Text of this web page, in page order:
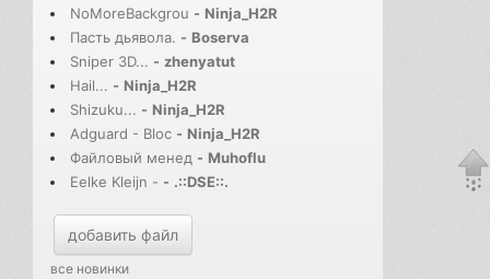
NoMoreBackgrou - Ninja_H2R
Пасть дьявола. - Boserva
Sniper 3D... - zhenyatut
Hail... - Ninja_H2R
Shizuku... - Ninja_H2R
Adguard - Bloc - Ninja_H2R
Файловый менед - Muhoflu
Eelke Kleijn - - .::DSE::.
добавить файл
все новинки